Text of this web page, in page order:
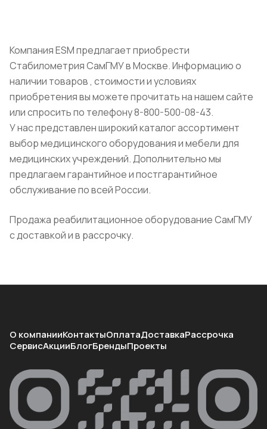
Компания ESM предлагает приобрести
Стабилометрия СамГМУ в Москве. Информацию о
наличии товаров , стоимости и условиях
приобретения вы можете прочитать на нашем сайте
или спросить по телефону 8-800-500-08-43.
У нас представлен широкий каталог ассортимент
выбор медицинского оборудования и мебели для
медицинских учреждений. Дополнительно мы
предлагаем гарантийное и постгарантийное
обслуживание по всей России.
Продажа реабилитационное оборудование СамГМУ
с доставкой и в рассрочку.
О компанииКонтактыОплатаДоставкаРассрочка
СервисАкцииБлогБрендыПроекты